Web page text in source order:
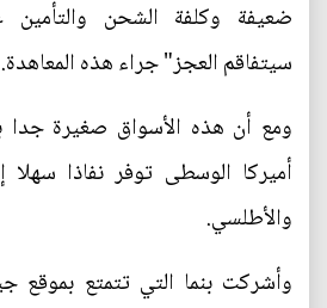
ضعيفة وكلفة الشحن والتأمين
سيتفاقم العجز" جراء هذه المعاهدة.
ومع أن هذه الأسواق صغيرة جدا
أميركا الوسطى توفر نفاذا سهلا
والأطلسي.
وأشركت بنما التي تتمتع